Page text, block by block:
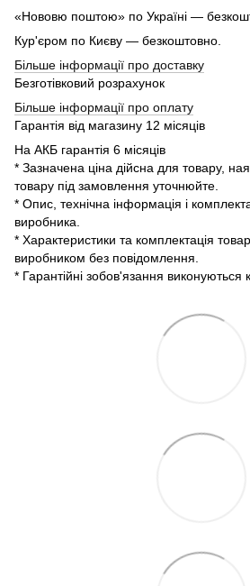
«Нововю поштою» по Україні —
Кур'єром по Києву — безкоштовно.
Більше інформації про доставку
Безготівковий розрахунок
Більше інформації про оплату
Гарантія від магазину 12 місяців
На АКБ гарантія 6 місяців
* Зазначена ціна дійсна для товару,
товару під замовлення уточнюйте.
* Опис, технічна інформація і
виробника.
* Характеристики та комплектація
виробником без повідомлення.
* Гарантійні зобов'язання